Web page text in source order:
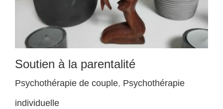
Soutien à la parentalité
Psychothérapie de couple, Psychothérapie
individuelle